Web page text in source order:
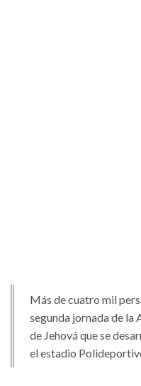
Más de cuatro mil
segunda jornada de la
de Jehová que se
el estadio